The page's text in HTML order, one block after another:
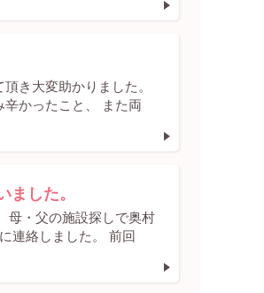
き大変助かりました。
かったこと、 また両
した。
母・父の施設探しで奥村
連絡しました。 前回